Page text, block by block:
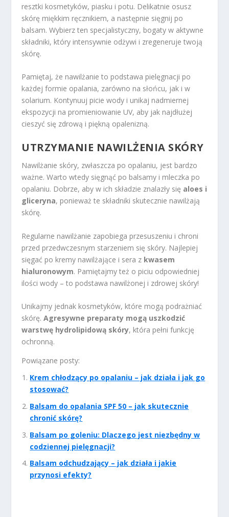
resztki kosmetyków, piasku i potu. Delikatnie osusz
skórę miękkim ręcznikiem, a następnie sięgnij po
balsam. Wybierz ten specjalistyczny, bogaty w aktywne
składniki, który intensywnie odżywi i zregeneruje twoją
skórę.
Pamiętaj, że nawilżanie to podstawa pielęgnacji po
każdej formie opalania, zarówno na słońcu, jak i w
solarium. Kontynuuj picie wody i unikaj nadmiernej
ekspozycji na promieniowanie UV, aby jak najdłużej
cieszyć się zdrową i piękną opalenizną.
UTRZYMANIE NAWILŻENIA SKÓRY
Nawilżanie skóry, zwłaszcza po opalaniu, jest bardzo
ważne. Warto wtedy sięgnąć po balsamy i mleczka po
opalaniu. Dobrze, aby w ich składzie znalazły się aloes i
gliceryna, ponieważ te składniki skutecznie nawilżają
skórę.
Regularne nawilżanie zapobiega przesuszeniu i chroni
przed przedwczesnym starzeniem się skóry. Najlepiej
sięgać po kremy nawilżające i sera z kwasem
hialuronowym. Pamiętajmy też o piciu odpowiedniej
ilości wody – to podstawa nawilżonej i zdrowej skóry!
Unikajmy jednak kosmetyków, które mogą podrażniać
skórę.Agresywne preparaty mogą uszkodzić
warstwę hydrolipidową skóry, która pełni funkcję
ochronną.
Powiązane posty:
Krem chłodzący po opalaniu – jak działa i jak go
stosować?
Balsam do opalania SPF 50 – jak skutecznie
chronić skórę?
Balsam po goleniu: Dlaczego jest niezbędny w
codziennej pielęgnacji?
Balsam odchudzający – jak działa i jakie
przynosi efekty?